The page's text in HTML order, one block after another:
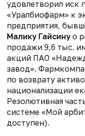
удовлетворил иск
«Уралбиофарм» к
предприятия,
Малику Гайсину о
продажи 9,6 тыс.
акций ПАО
завод».
по возврату
национализации
Резолютивная
системе «Мой
доступен).